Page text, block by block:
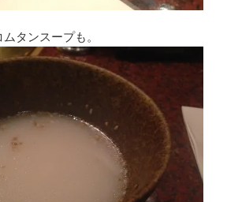
タンスープも。